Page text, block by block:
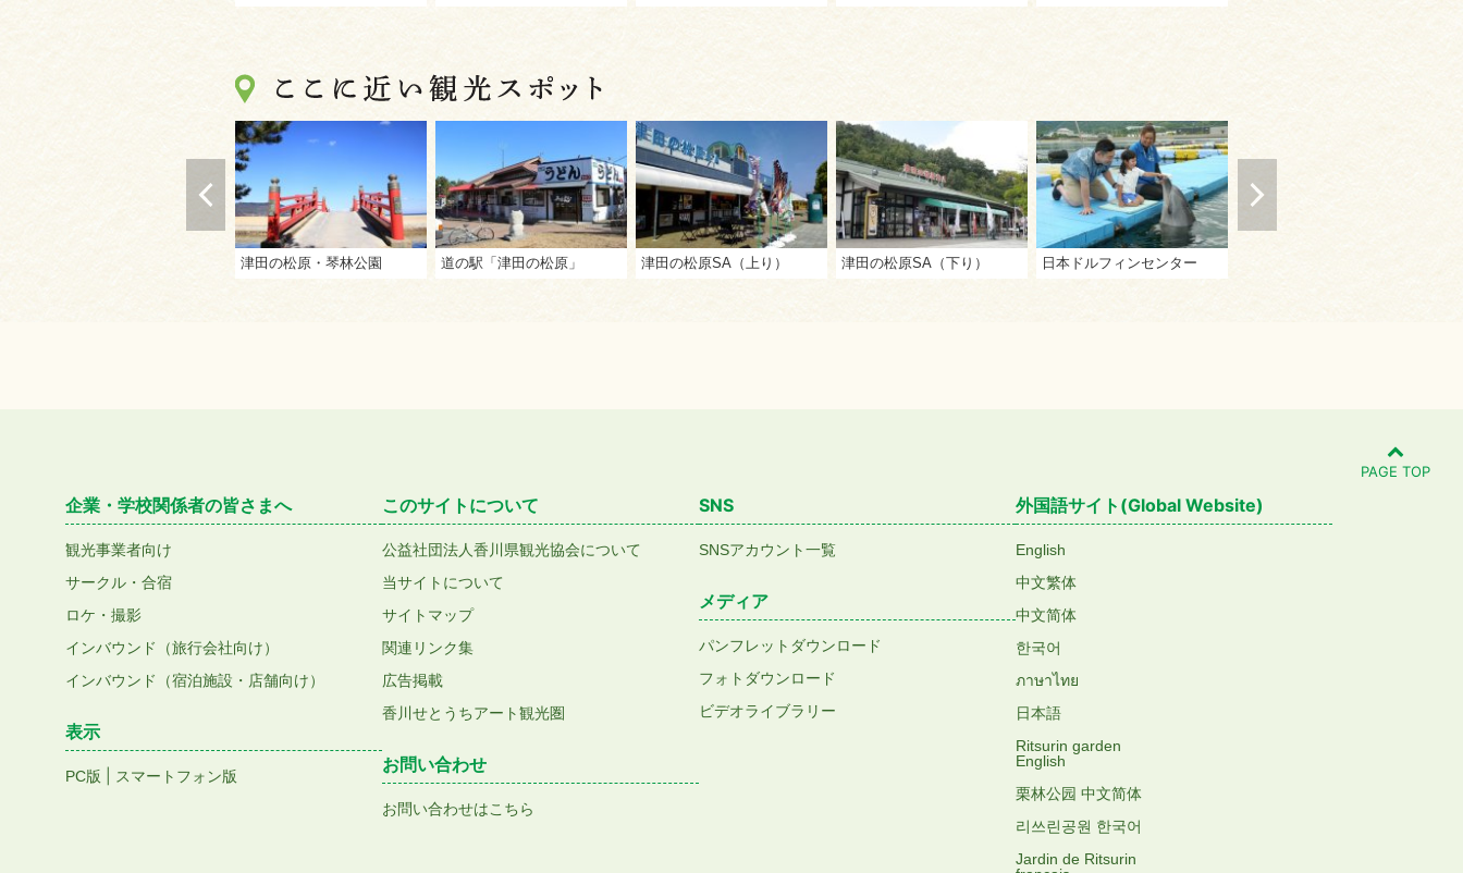
津田の松原・琴林公園 道の駅「津田の松原」 津田の松原SA（上り） 津田の松原SA（下り） 日本ドルフィンセンター
PAGE TOP
企業・学校関係者の皆さまへ
観光事業者向け
サークル・合宿
ロケ・撮影
インバウンド（旅行会社向け）
インバウンド（宿泊施設・店舗向け）
表示
PC版 スマートフォン版
このサイトについて
公益社団法人香川県観光協会について
当サイトについて
サイトマップ
関連リンク集
広告掲載
香川せとうちアート観光圏
お問い合わせ
お問い合わせはこちら
SNS
SNSアカウント一覧
メディア
パンフレットダウンロード
フォトダウンロード
ビデオライブラリー
外国語サイト(Global Website)
English
中文繁体
中文简体
한국어
ภาษาไทย
日本語
Ritsurin garden
English
栗林公园 中文简体
리쓰린공원 한국어
Jardin de Ritsurin